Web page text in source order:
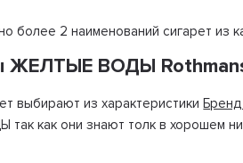
более 2 наименований сигарет
ЖЕЛТЫЕ ВОДЫ
выбирают из характеристикиБренд
как они знают толк в хорошем